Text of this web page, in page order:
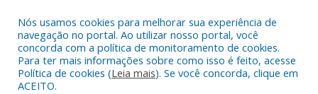
Todos os direitos reservados a Câmara Municipal de Curralinho.
Nós usamos cookies para melhorar sua experiência de
navegação no portal. Ao utilizar nosso portal, você
concorda com a política de monitoramento de cookies.
Para ter mais informações sobre como isso é feito, acesse
Política de cookies (Leia mais). Se você concorda, clique em
ACEITO.